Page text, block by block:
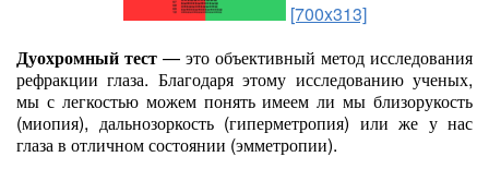
[700x313]
Дуохромный тест — это объективный метод исследования
рефракции глаза. Благодаря этому исследованию ученых,
мы с легкостью можем понять имеем ли мы близорукость
(миопия), дальнозоркость (гиперметропия) или же у нас
глаза в отличном состоянии (эмметропии).